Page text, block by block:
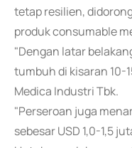
tetap resilien,
produk consumable
"Dengan latar
tumbuh di kisaran 10-
Medica Industri Tbk.
"Perseroan juga
sebesar USD 1,0-1,5